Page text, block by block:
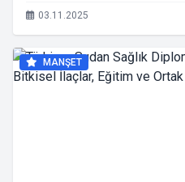
03.11.2025
MANŞET